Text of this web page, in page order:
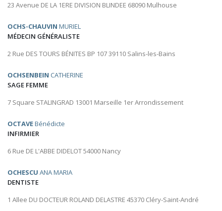
23 Avenue DE LA 1ERE DIVISION BLINDEE 68090 Mulhouse
OCHS-CHAUVIN MURIEL
MÉDECIN GÉNÉRALISTE
2 Rue DES TOURS BÉNITES BP 107 39110 Salins-les-Bains
OCHSENBEIN CATHERINE
SAGE FEMME
7 Square STALINGRAD 13001 Marseille 1er Arrondissement
OCTAVEBénédicte
INFIRMIER
6 Rue DE L'ABBE DIDELOT 54000 Nancy
OCHESCU ANA MARIA
DENTISTE
1 Allee DU DOCTEUR ROLAND DELASTRE 45370 Cléry-Saint-André